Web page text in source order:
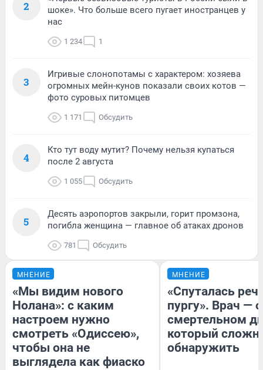
2
шоке». Что больше всего пугает иностранцев у
нас
1 234 1
3
Игривые слонопотамы с характером: хозяева
огромных мейн-кунов показали своих котов —
фото суровых питомцев
1 171 Обсудить
4
Кто тут воду мутит? Почему нельзя купаться
после 2 августа
1 055 Обсудить
5
Десять аэропортов закрыли, горит промзона,
погибла женщина — главное об атаках дронов
781 Обсудить
МНЕНИЕ
«Мы видим нового
Нолана»: с каким
настроем нужно
смотреть «Одиссею»,
чтобы она не
выглядела как фиаско
МНЕНИЕ
«Спуталась
пургу». Врач — о
смертельном
который
обнаружить